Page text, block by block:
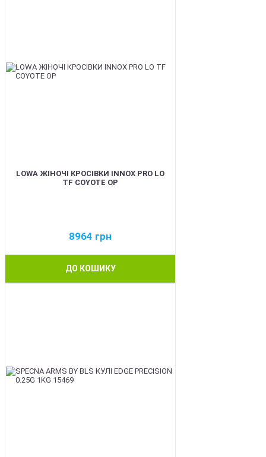
LOWA ЖІНОЧІ КРОСІВКИ INNOX PRO LO
TF COYOTE OP
8964 грн
ДО КОШИКУ